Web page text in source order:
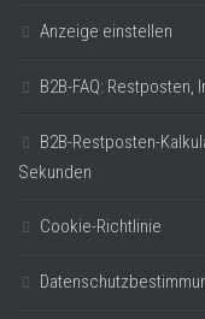
Anzeige einstellen
B2B-FAQ:
B2B-Restposten-
Sekunden
Cookie-Richtlinie